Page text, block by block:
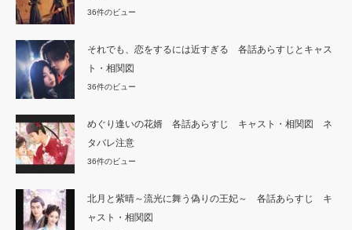
36件のビュー
それでも、恋をするには近すぎる 各話あらすじとキャス
ト・相関図
36件のビュー
めぐり逢いの花婿 各話あらすじ キャスト・相関図 ネ
タバレ注意
36件のビュー
北月と紫晴～流光に舞う偽りの王妃～ 各話あらすじ キ
ャスト・相関図